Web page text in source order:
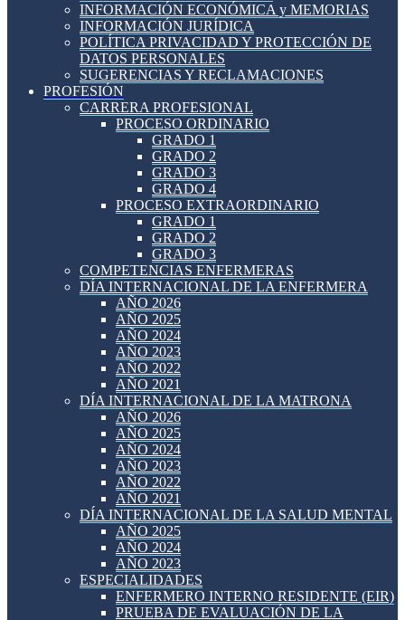
INFORMACIÓN ECONÓMICA y MEMORIAS
INFORMACIÓN JURÍDICA
POLÍTICA PRIVACIDAD Y PROTECCIÓN DE
DATOS PERSONALES
SUGERENCIAS Y RECLAMACIONES
PROFESIÓN
CARRERA PROFESIONAL
PROCESO ORDINARIO
GRADO 1
GRADO 2
GRADO 3
GRADO 4
PROCESO EXTRAORDINARIO
GRADO 1
GRADO 2
GRADO 3
COMPETENCIAS ENFERMERAS
DÍA INTERNACIONAL DE LA ENFERMERA
AÑO 2026
AÑO 2025
AÑO 2024
AÑO 2023
AÑO 2022
AÑO 2021
DÍA INTERNACIONAL DE LA MATRONA
AÑO 2026
AÑO 2025
AÑO 2024
AÑO 2023
AÑO 2022
AÑO 2021
DÍA INTERNACIONAL DE LA SALUD MENTAL
AÑO 2025
AÑO 2024
AÑO 2023
ESPECIALIDADES
ENFERMERO INTERNO RESIDENTE (EIR)
PRUEBA DE EVALUACIÓN DE LA